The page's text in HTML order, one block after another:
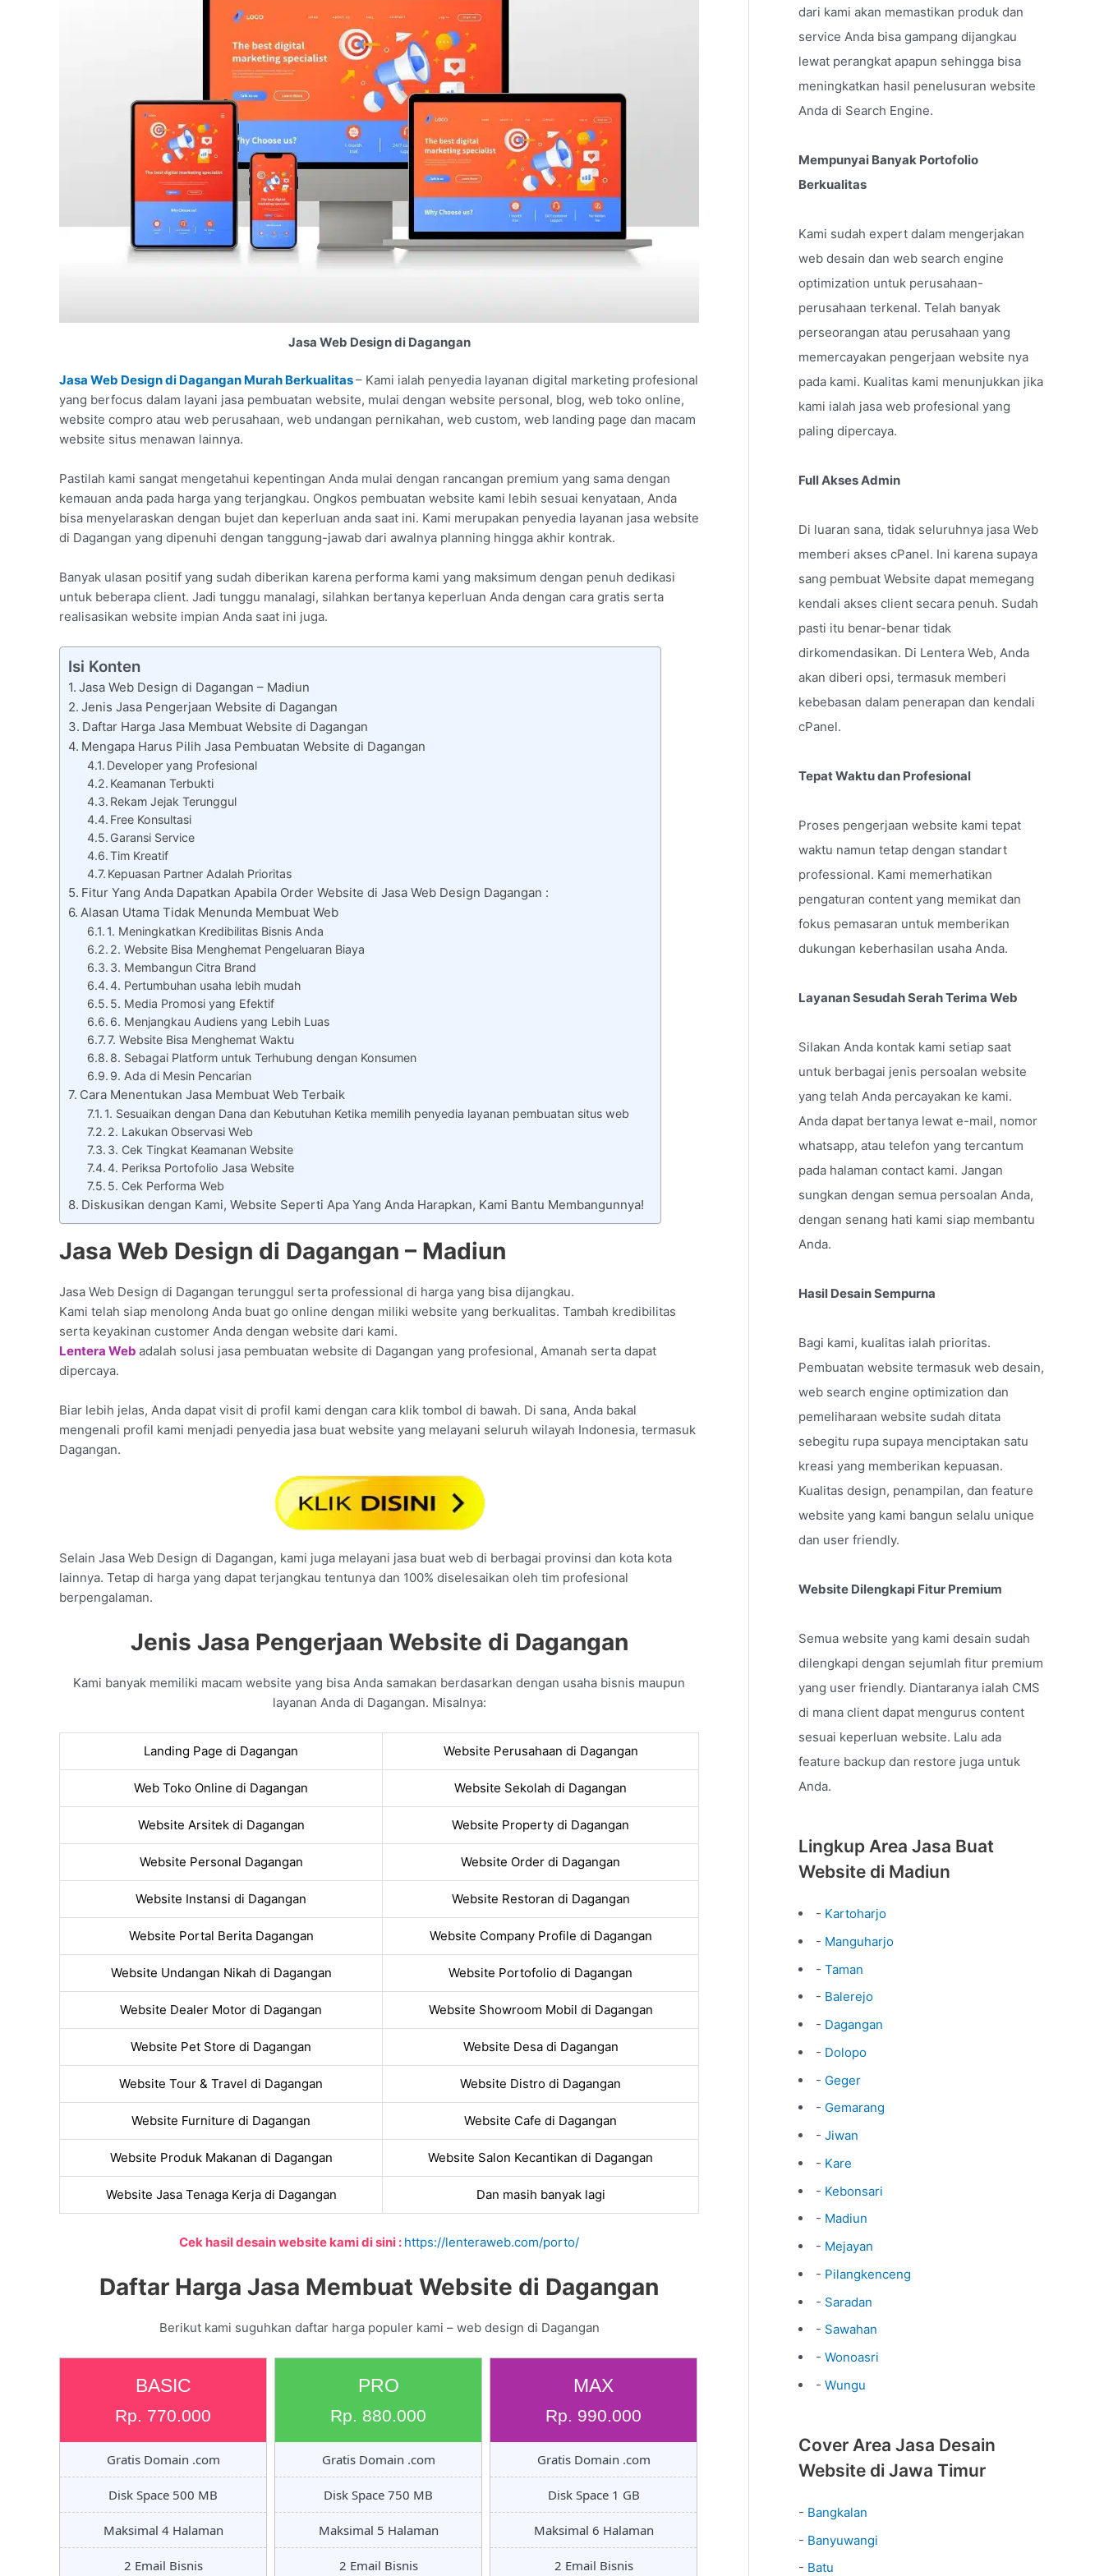
Jasa Web Design di Dagangan
Jasa Web Design di Dagangan Murah Berkualitas– Kami ialah penyedia layanan digital marketing profesional
yang berfocus dalam layani jasa pembuatan website, mulai dengan website personal, blog, web toko online,
website compro atau web perusahaan, web undangan pernikahan, web custom, web landing page dan macam
website situs menawan lainnya.
Pastilah kami sangat mengetahui kepentingan Anda mulai dengan rancangan premium yang sama dengan
kemauan anda pada harga yang terjangkau. Ongkos pembuatan website kami lebih sesuai kenyataan, Anda
bisa menyelaraskan dengan bujet dan keperluan anda saat ini. Kami merupakan penyedia layanan jasa website
di Dagangan yang dipenuhi dengan tanggung-jawab dari awalnya planning hingga akhir kontrak.
Banyak ulasan positif yang sudah diberikan karena performa kami yang maksimum dengan penuh dedikasi
untuk beberapa client. Jadi tunggu manalagi, silahkan bertanya keperluan Anda dengan cara gratis serta
realisasikan website impian Anda saat ini juga.
Isi Konten
Jasa Web Design di Dagangan – Madiun
Jenis Jasa Pengerjaan Website di Dagangan
Daftar Harga Jasa Membuat Website di Dagangan
Mengapa Harus Pilih Jasa Pembuatan Website di Dagangan
Developer yang Profesional
Keamanan Terbukti
Rekam Jejak Terunggul
Free Konsultasi
Garansi Service
Tim Kreatif
Kepuasan Partner Adalah Prioritas
Fitur Yang Anda Dapatkan Apabila Order Website di Jasa Web Design Dagangan :
Alasan Utama Tidak Menunda Membuat Web
1. Meningkatkan Kredibilitas Bisnis Anda
2. Website Bisa Menghemat Pengeluaran Biaya
3. Membangun Citra Brand
4. Pertumbuhan usaha lebih mudah
5. Media Promosi yang Efektif
6. Menjangkau Audiens yang Lebih Luas
7. Website Bisa Menghemat Waktu
8. Sebagai Platform untuk Terhubung dengan Konsumen
9. Ada di Mesin Pencarian
Cara Menentukan Jasa Membuat Web Terbaik
1. Sesuaikan dengan Dana dan Kebutuhan Ketika memilih penyedia layanan pembuatan situs web
2. Lakukan Observasi Web
3. Cek Tingkat Keamanan Website
4. Periksa Portofolio Jasa Website
5. Cek Performa Web
Diskusikan dengan Kami, Website Seperti Apa Yang Anda Harapkan, Kami Bantu Membangunnya!
Jasa Web Design di Dagangan – Madiun
Jasa Web Design di Dagangan terunggul serta professional di harga yang bisa dijangkau.
Kami telah siap menolong Anda buat go online dengan miliki website yang berkualitas. Tambah kredibilitas
serta keyakinan customer Anda dengan website dari kami.
Lentera Web adalah solusi jasa pembuatan website di Dagangan yang profesional, Amanah serta dapat
dipercaya.
Biar lebih jelas, Anda dapat visit di profil kami dengan cara klik tombol di bawah. Di sana, Anda bakal
mengenali profil kami menjadi penyedia jasa buat website yang melayani seluruh wilayah Indonesia, termasuk
Dagangan.
Selain Jasa Web Design di Dagangan, kami juga melayani jasa buat web di berbagai provinsi dan kota kota
lainnya. Tetap di harga yang dapat terjangkau tentunya dan 100% diselesaikan oleh tim profesional
berpengalaman.
Jenis Jasa Pengerjaan Website di Dagangan
Kami banyak memiliki macam website yang bisa Anda samakan berdasarkan dengan usaha bisnis maupun
layanan Anda di Dagangan. Misalnya:
Landing Page di Dagangan Website Perusahaan di Dagangan
Web Toko Online di Dagangan Website Sekolah di Dagangan
Website Arsitek di Dagangan Website Property di Dagangan
Website Personal Dagangan Website Order di Dagangan
Website Instansi di Dagangan Website Restoran di Dagangan
Website Portal Berita Dagangan Website Company Profile di Dagangan
Website Undangan Nikah di Dagangan Website Portofolio di Dagangan
Website Dealer Motor di Dagangan Website Showroom Mobil di Dagangan
Website Pet Store di Dagangan Website Desa di Dagangan
Website Tour & Travel di Dagangan Website Distro di Dagangan
Website Furniture di Dagangan Website Cafe di Dagangan
Website Produk Makanan di Dagangan Website Salon Kecantikan di Dagangan
Website Jasa Tenaga Kerja di Dagangan Dan masih banyak lagi
Cek hasil desain website kami di sini : https://lenteraweb.com/porto/
Daftar Harga Jasa Membuat Website di Dagangan
Berikut kami suguhkan daftar harga populer kami – web design di Dagangan
BASIC
Rp. 770.000
Gratis Domain .com
Disk Space 500 MB
Maksimal 4 Halaman
2 Email Bisnis
PRO
Rp. 880.000
Gratis Domain .com
Disk Space 750 MB
Maksimal 5 Halaman
2 Email Bisnis
MAX
Rp. 990.000
Gratis Domain .com
Disk Space 1 GB
Maksimal 6 Halaman
2 Email Bisnis
dari kami akan memastikan produk dan
service Anda bisa gampang dijangkau
lewat perangkat apapun sehingga bisa
meningkatkan hasil penelusuran website
Anda di Search Engine.
Mempunyai Banyak Portofolio
Berkualitas
Kami sudah expert dalam mengerjakan
web desain dan web search engine
optimization untuk perusahaan-
perusahaan terkenal. Telah banyak
perseorangan atau perusahaan yang
memercayakan pengerjaan website nya
pada kami. Kualitas kami menunjukkan jika
kami ialah jasa web profesional yang
paling dipercaya.
Full Akses Admin
Di luaran sana, tidak seluruhnya jasa Web
memberi akses cPanel. Ini karena supaya
sang pembuat Website dapat memegang
kendali akses client secara penuh. Sudah
pasti itu benar-benar tidak
dirkomendasikan. Di Lentera Web, Anda
akan diberi opsi, termasuk memberi
kebebasan dalam penerapan dan kendali
cPanel.
Tepat Waktu dan Profesional
Proses pengerjaan website kami tepat
waktu namun tetap dengan standart
professional. Kami memerhatikan
pengaturan content yang memikat dan
fokus pemasaran untuk memberikan
dukungan keberhasilan usaha Anda.
Layanan Sesudah Serah Terima Web
Silakan Anda kontak kami setiap saat
untuk berbagai jenis persoalan website
yang telah Anda percayakan ke kami.
Anda dapat bertanya lewat e-mail, nomor
whatsapp, atau telefon yang tercantum
pada halaman contact kami. Jangan
sungkan dengan semua persoalan Anda,
dengan senang hati kami siap membantu
Anda.
Hasil Desain Sempurna
Bagi kami, kualitas ialah prioritas.
Pembuatan website termasuk web desain,
web search engine optimization dan
pemeliharaan website sudah ditata
sebegitu rupa supaya menciptakan satu
kreasi yang memberikan kepuasan.
Kualitas design, penampilan, dan feature
website yang kami bangun selalu unique
dan user friendly.
Website Dilengkapi Fitur Premium
Semua website yang kami desain sudah
dilengkapi dengan sejumlah fitur premium
yang user friendly. Diantaranya ialah CMS
di mana client dapat mengurus content
sesuai keperluan website. Lalu ada
feature backup dan restore juga untuk
Anda.
Lingkup Area Jasa Buat
Website di Madiun
- Kartoharjo
- Manguharjo
- Taman
- Balerejo
- Dagangan
- Dolopo
- Geger
- Gemarang
- Jiwan
- Kare
- Kebonsari
- Madiun
- Mejayan
- Pilangkenceng
- Saradan
- Sawahan
- Wonoasri
- Wungu
Cover Area Jasa Desain
Website di Jawa Timur
- Bangkalan
- Banyuwangi
- Batu